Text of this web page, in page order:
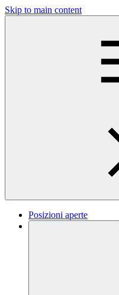
Skip to main content
Posizioni aperte